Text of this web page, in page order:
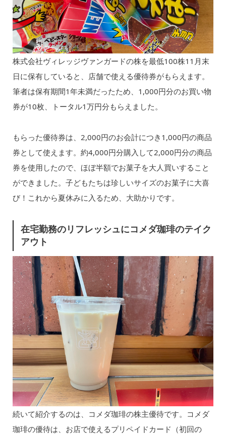
株式会社ヴィレッジヴァンガードの株を最低100株11月末
日に保有していると、店舗で使える優待券がもらえます。
筆者は保有期間1年未満だったため、1,000円分のお買い物
券が10枚、トータル1万円分もらえました。
もらった優待券は、2,000円のお会計につき1,000円の商品
券として使えます。約4,000円分購入して2,000円分の商品
券を使用したので、ほぼ半額でお菓子を大人買いすること
ができました。子どもたちは珍しいサイズのお菓子に大喜
び！これから夏休みに入るため、大助かりです。
在宅勤務のリフレッシュにコメダ珈琲のテイク
アウト
続いて紹介するのは、コメダ珈琲の株主優待です。コメダ
珈琲の優待は、お店で使えるプリペイドカード（初回の